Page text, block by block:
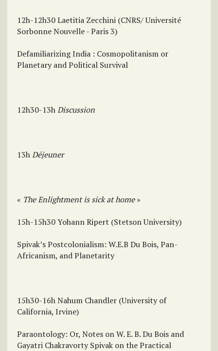
12h-12h30 Laetitia Zecchini (CNRS/ Université
Sorbonne Nouvelle - Paris 3)
Defamiliarizing India : Cosmopolitanism or
Planetary and Political Survival
12h30-13hDiscussion
13hDéjeuner
« The Enlightment is sick at home»
15h-15h30 Yohann Ripert (Stetson University)
Spivak’s Postcolonialism: W.E.B Du Bois, Pan-
Africanism, and Planetarity
15h30-16h Nahum Chandler (University of
California, Irvine)
Paraontology: Or, Notes on W. E. B. Du Bois and
Gayatri Chakravorty Spivak on the Practical